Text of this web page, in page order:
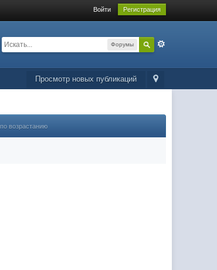
Войти Регистрация
Форумы
Просмотр новых публикаций
по возрастанию